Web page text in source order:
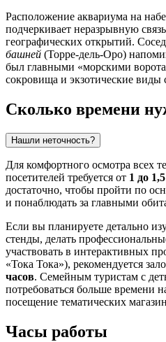
Расположение аквариума на
подчеркивает неразрывную
географических открытий.
башней (Торре-дель-Оро)
был главными «морскими
сокровища и экзотические виды
Сколько времени
Нашли неточность?
Для комфортного осмотра всех
посетителей требуется от 1 до
достаточно, чтобы пройти по
и понаблюдать за главными
Если вы планируете детально
стенды, делать
участвовать в интерактивных
«Тока Тока»), рекомендуется
часов. Семейным туристам с
потребоваться больше времени
посещение тематических
Часы работы